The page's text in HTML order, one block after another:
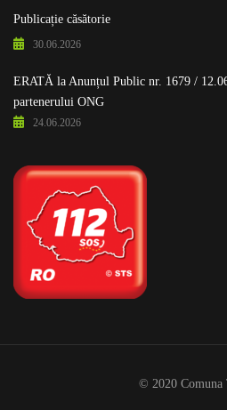
Publicație căsătorie
30.06.2026
ERATĂ la Anunțul Public nr. 1679 /
partenerului ONG
24.06.2026
© 2020 Comuna